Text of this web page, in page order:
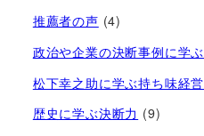
推薦者の声 (4)
政治や企業の決断事例に学ぶ
松下幸之助に学ぶ持ち味経営
歴史に学ぶ決断力 (9)